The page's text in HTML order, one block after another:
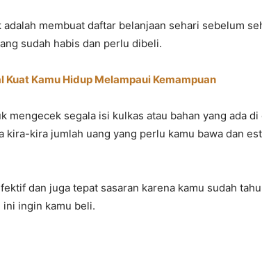
adalah membuat daftar belanjaan sehari sebelum
sudah habis dan perlu dibeli.
Kuat Kamu Hidup Melampaui Kemampuan
mengecek segala isi kulkas atau bahan yang ada di
kira-kira jumlah uang yang perlu kamu bawa dan
dan juga tepat sasaran karena kamu sudah
ini ingin kamu beli.